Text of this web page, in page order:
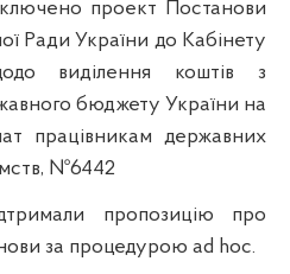
проект Постанови
Ради України до Кабінету
виділення коштів з
бюджету України на
працівникам державних
№6442
пропозицію про
за процедурою ad hoc.